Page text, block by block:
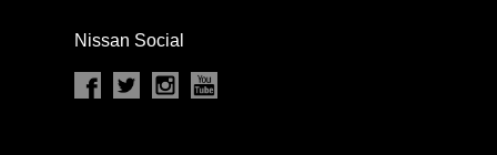
Nissan Social